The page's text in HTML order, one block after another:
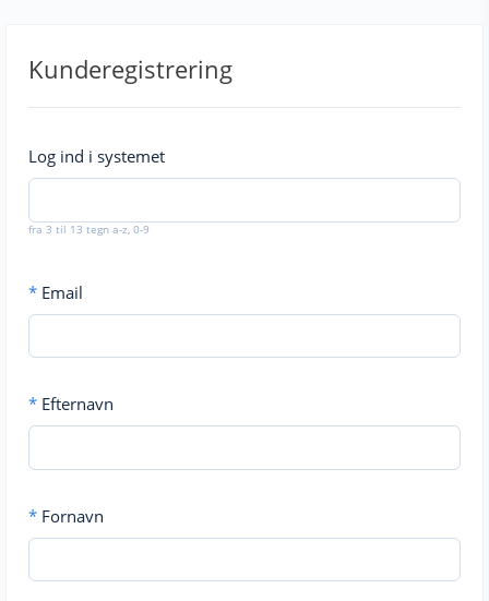
Kunderegistrering
Log ind i systemet
fra 3 til 13 tegn a-z, 0-9
* Email
* Efternavn
* Fornavn